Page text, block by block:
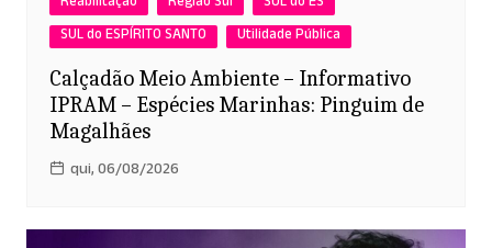
SUL do ESPÍRITO SANTO
Utilidade Pública
Calçadão Meio Ambiente – Informativo
IPRAM – Espécies Marinhas: Pinguim de
Magalhães
qui, 06/08/2026